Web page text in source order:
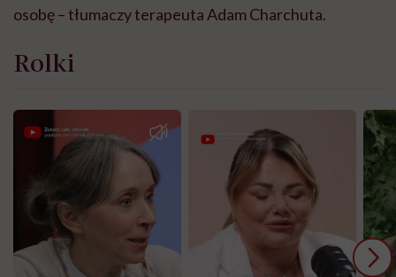
osobę – tłumaczy terapeuta Adam Charchuta.
Rolki